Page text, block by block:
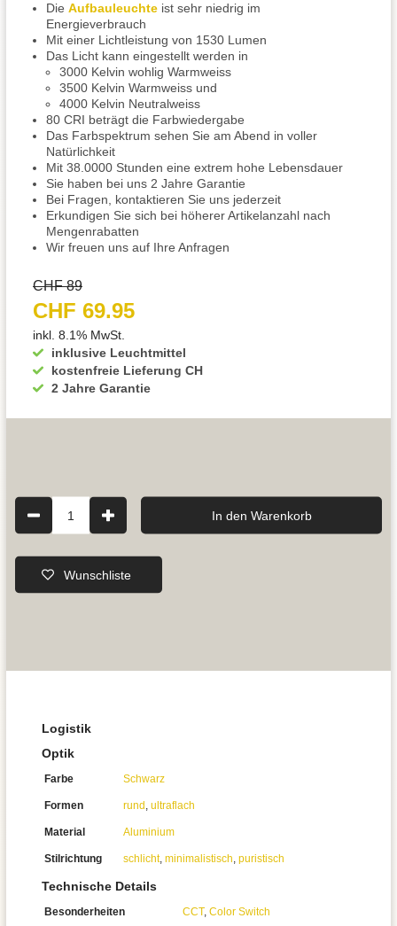
Die Aufbauleuchte ist sehr niedrig im
Energieverbrauch
Mit einer Lichtleistung von 1530 Lumen
Das Licht kann eingestellt werden in
3000 Kelvin wohlig Warmweiss
3500 Kelvin Warmweiss und
4000 Kelvin Neutralweiss
80 CRI beträgt die Farbwiedergabe
Das Farbspektrum sehen Sie am Abend in voller
Natürlichkeit
Mit 38.0000 Stunden eine extrem hohe Lebensdauer
Sie haben bei uns 2 Jahre Garantie
Bei Fragen, kontaktieren Sie uns jederzeit
Erkundigen Sie sich bei höherer Artikelanzahl nach
Mengenrabatten
Wir freuen uns auf Ihre Anfragen
inklusive Leuchtmittel
kostenfreie Lieferung CH
2 Jahre Garantie
CHF 89
CHF 69.95
inkl. 8.1% MwSt.
1 In den Warenkorb
Wunschliste
Logistik
Optik
Farbe Schwarz
Formen rund , ultraflach
Material Aluminium
Stilrichtung schlicht, minimalistisch, puristisch
Technische Details
Besonderheiten CCT, Color Switch